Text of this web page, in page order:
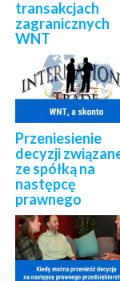
transakcjach
zagranicznych
WNT
Przeniesienie
decyzji
ze spółką na
następcę
prawnego